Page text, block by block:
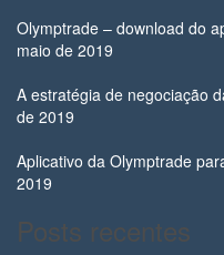
Olymptrade – download do
maio de 2019
A estratégia de negociação
de 2019
Aplicativo da Olymptrade
2019
Posts recentes